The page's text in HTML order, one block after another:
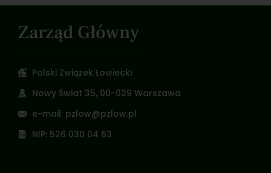
Zarząd Główny
Polski Związek Łowiecki
Nowy Świat 35, 00-029 Warszawa
e-mail: pzlow@pzlow.pl
NIP: 526 030 04 63